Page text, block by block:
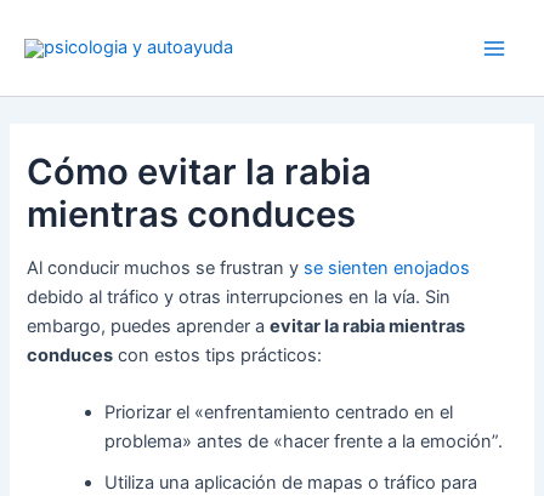
Cómo evitar la rabia
mientras conduces
Al conducir muchos se frustran y se sienten enojados
debido al tráfico y otras interrupciones en la vía. Sin
embargo, puedes aprender aevitar la rabia mientras
conduces con estos tips prácticos:
Priorizar el «enfrentamiento centrado en el
problema» antes de «hacer frente a la emoción”.
Utiliza una aplicación de mapas o tráfico para